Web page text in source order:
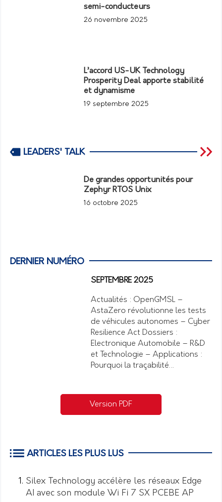
semi-conducteurs
26 novembre 2025
L’accord US-UK Technology
Prosperity Deal apporte stabilité
et dynamisme
19 septembre 2025
LEADERS' TALK
De grandes opportunités pour
Zephyr RTOS Unix
16 octobre 2025
DERNIER NUMÉRO
SEPTEMBRE 2025
Actualités : OpenGMSL –
AstaZero révolutionne les tests
de véhicules autonomes – Cyber
Resilience Act Dossiers :
Electronique Automobile – R&D
et Technologie – Applications :
Pourquoi la traçabilité…
Version PDF
ARTICLES LES PLUS LUS
Silex Technology accélère les réseaux Edge
AI avec son module Wi Fi 7 SX PCEBE AP